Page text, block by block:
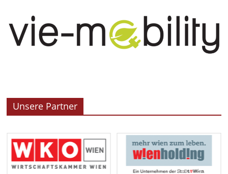
Unsere Partner